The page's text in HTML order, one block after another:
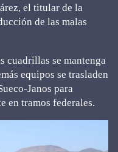
el titular de la
de las malas
cuadrillas se mantenga
equipos se trasladen
Janos para
en tramos federales.